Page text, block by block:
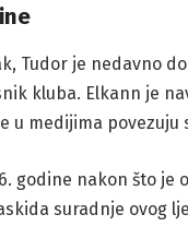
Tudor je nedavno
kluba. Elkann je
medijima povezuju
godine nakon što je
suradnje ovog